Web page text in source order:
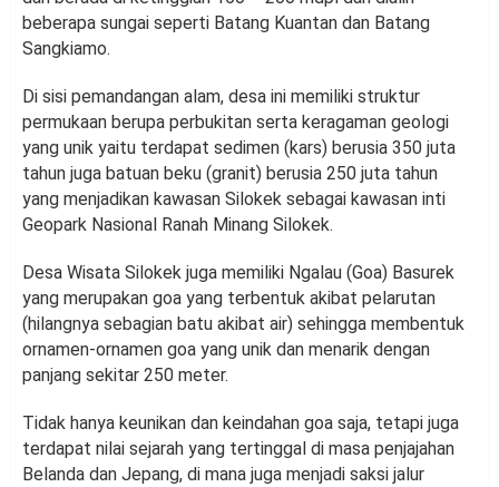
beberapa sungai seperti Batang Kuantan dan Batang
Sangkiamo.
Di sisi pemandangan alam, desa ini memiliki struktur
permukaan berupa perbukitan serta keragaman geologi
yang unik yaitu terdapat sedimen (kars) berusia 350 juta
tahun juga batuan beku (granit) berusia 250 juta tahun
yang menjadikan kawasan Silokek sebagai kawasan inti
Geopark Nasional Ranah Minang Silokek.
Desa Wisata Silokek juga memiliki Ngalau (Goa) Basurek
yang merupakan goa yang terbentuk akibat pelarutan
(hilangnya sebagian batu akibat air) sehingga membentuk
ornamen-ornamen goa yang unik dan menarik dengan
panjang sekitar 250 meter.
Tidak hanya keunikan dan keindahan goa saja, tetapi juga
terdapat nilai sejarah yang tertinggal di masa penjajahan
Belanda dan Jepang, di mana juga menjadi saksi jalur